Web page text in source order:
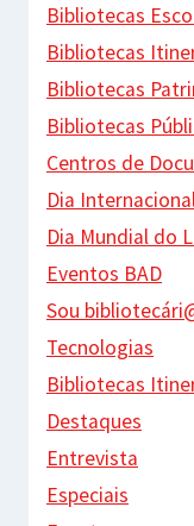
Bibliotecas
Bibliotecas
Bibliotecas
Bibliotecas
Centros de
Dia
Dia Mundial do
Eventos BAD
Sou
Tecnologias
Bibliotecas
Destaques
Entrevista
Especiais